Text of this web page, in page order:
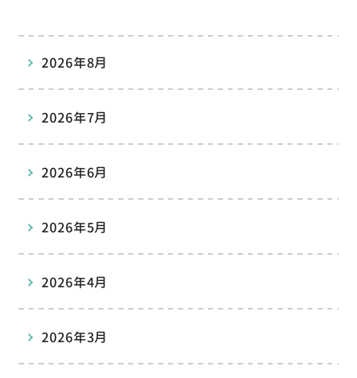
2026年8月
2026年7月
2026年6月
2026年5月
2026年4月
2026年3月